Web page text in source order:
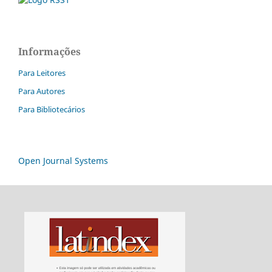
Informações
Para Leitores
Para Autores
Para Bibliotecários
Open Journal Systems